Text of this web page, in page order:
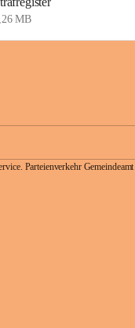
MB
Parteienverkehr